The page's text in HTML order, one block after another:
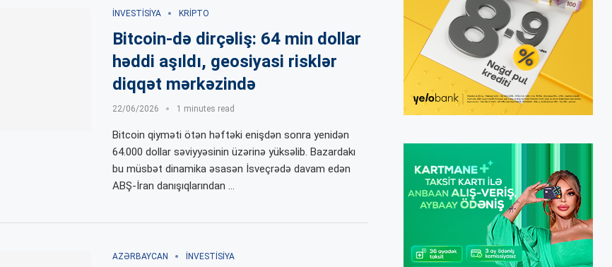
İNVESTISIYA KRIPTO
Bitcoin-də dirçəliş: 64 min dollar
həddi aşıldı, geosiyasi risklər
diqqət mərkəzində
22/06/2026 1 minutes read
Bitcoin qiyməti ötən həftəki enişdən sonra yenidən
64.000 dollar səviyyəsinin üzərinə yüksəlib. Bazardakı
bu müsbət dinamika əsasən İsveçrədə davam edən
ABŞ-İran danışıqlarından …
AZƏRBAYCAN İNVESTISIYA